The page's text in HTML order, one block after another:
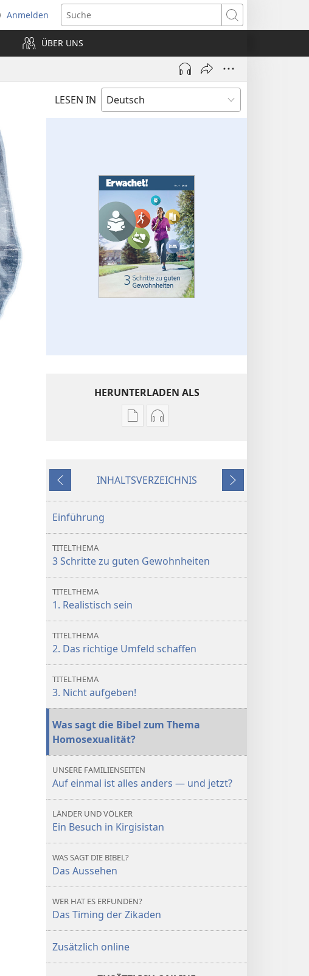
Anmelden
(öffnet
neues
Fenster)
Suche
ÜBER UNS
LESEN IN
HERUNTERLADEN ALS
Downloadoptionen
3 Schritte
Downloadoptionen
3 Schritte
Zurück
INHALTSVERZEICHNIS
Weiter
Einführung
TITELTHEMA
3 Schritte zu guten Gewohnheiten
TITELTHEMA
1. Realistisch sein
TITELTHEMA
2. Das richtige Umfeld schaffen
TITELTHEMA
3. Nicht aufgeben!
Was sagt die Bibel zum Thema
Homosexualität?
UNSERE FAMILIENSEITEN
Auf einmal ist alles anders — und jetzt?
LÄNDER UND VÖLKER
Ein Besuch in Kirgisistan
WAS SAGT DIE BIBEL?
Das Aussehen
WER HAT ES ERFUNDEN?
Das Timing der Zikaden
Zusätzlich online